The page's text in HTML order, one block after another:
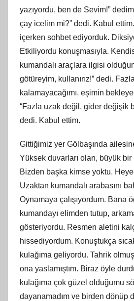
yazıyordu, ben de Sevim!”
çay icelim mi?” dedi. Kabul ettim.
içerken sohbet ediyorduk.
Etkiliyordu konuşmasıyla.
kumandalı araçlara ilgisi
götüreyim, kullanırız!” dedi.
kalamayacağımı, eşimin
“Fazla uzak değil, gider değişik
dedi. Kabul ettim.
Gittiğimiz yer Gölbaşında
Yüksek duvarları olan, büyük bir
Bizden başka kimse yoktu.
Uzaktan kumandalı arabasını
Oynamaya çalışıyordum. Bana
kumandayı elimden tutup,
gösteriyordu. Resmen aletini
hissediyordum. Konuştukça
kulağıma geliyordu. Tahrik
ona yaslamıştım. Biraz öyle
kulağıma çok güzel olduğumu
dayanamadım ve birden dönüp